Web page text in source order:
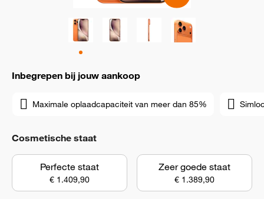
Inbegrepen bij jouw aankoop
Maximale oplaadcapaciteit van meer dan 85%
Cosmetische staat
Perfecte staat
€ 1.409,90
Zeer goede staat
€ 1.389,90